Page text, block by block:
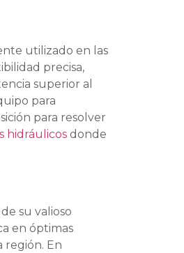
utilizado en las
precisa,
superior al
para
para resolver
hidráulicos donde
su valioso
en óptimas
región. En